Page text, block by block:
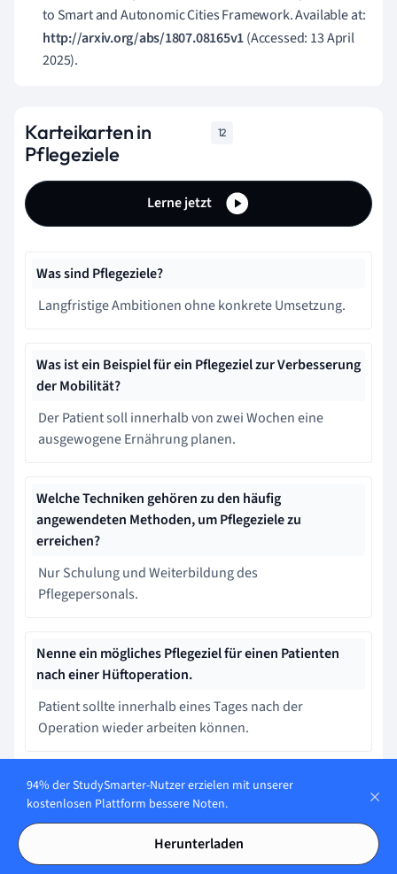
to Smart and Autonomic Cities Framework. Available at:
http://arxiv.org/abs/1807.08165v1(Accessed: 13 April
2025).
Karteikarten in
Pflegeziele
12
Lerne jetzt
Was sind Pflegeziele?
Langfristige Ambitionen ohne konkrete Umsetzung.
Was ist ein Beispiel für ein Pflegeziel zur Verbesserung
der Mobilität?
Der Patient soll innerhalb von zwei Wochen eine
ausgewogene Ernährung planen.
Welche Techniken gehören zu den häufig
angewendeten Methoden, um Pflegeziele zu
erreichen?
Nur Schulung und Weiterbildung des
Pflegepersonals.
Nenne ein mögliches Pflegeziel für einen Patienten
nach einer Hüftoperation.
Patient sollte innerhalb eines Tages nach der
Operation wieder arbeiten können.
Was sind die Schritte zur Formulierung von
Pflegezielen?
Bewertung des Patientenstatus, Definition des
Pflegeproblems, Festlegung konkreter Ziele, Planung
94% der StudySmarter-Nutzer erzielen mit unserer
kostenlosen Plattform bessere Noten.
Herunterladen